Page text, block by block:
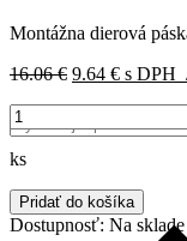
Montážna dierová
16.06€ Pôvodná
16.06 €.
9.64 €Aktuálna
9.64 €.
s DPH
množstvo
Montážna
dierová
17x0,8
mm,
ks
Pridať do košíka
Dostupnosť: Na sklade